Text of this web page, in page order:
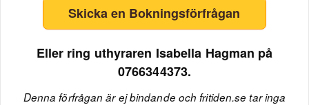
Skicka en Bokningsförfrågan
Eller ring uthyraren Isabella Hagman på
0766344373.
Denna förfrågan är ej bindande och fritiden.se tar inga